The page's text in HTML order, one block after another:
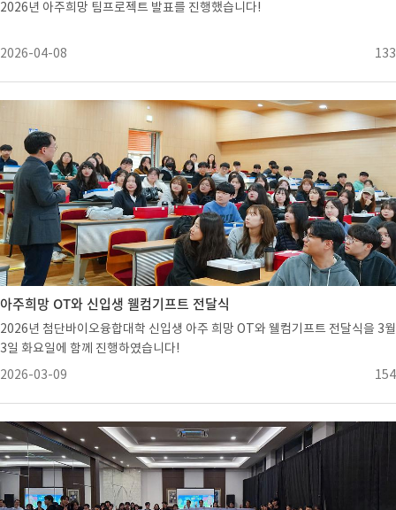
2026년 아주희망 팀프로젝트 발표를 진행했습니다!
2026-04-08 133
아주희망 OT와 신입생 웰컴기프트 전달식
2026년 첨단바이오융합대학 신입생 아주 희망 OT와 웰컴기프트 전달식을 3월
3일 화요일에 함께 진행하였습니다!
2026-03-09
154